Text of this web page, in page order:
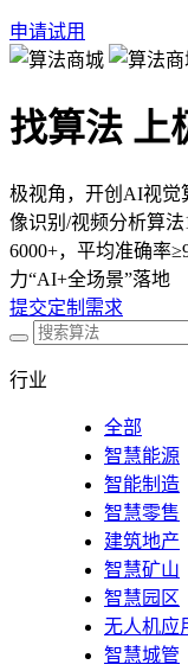
申请试用
找算法 上
极视角，开创AI视觉
像识别/视频分析算法
6000+，平均准确率
力“AI+全场景”落地
提交定制需求
行业
全部
智慧能源
智能制造
智慧零售
建筑地产
智慧矿山
智慧园区
无人机应
智慧城管